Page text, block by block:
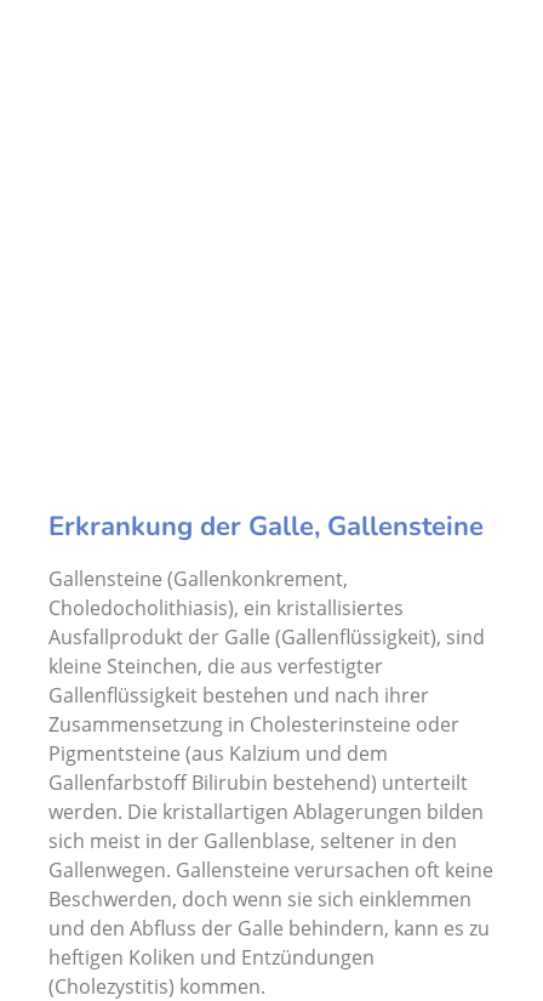
Erkrankung der Galle, Gallensteine
Gallensteine (Gallenkonkrement,
Choledocholithiasis), ein kristallisiertes
Ausfallprodukt der Galle (Gallenflüssigkeit), sind
kleine Steinchen, die aus verfestigter
Gallenflüssigkeit bestehen und nach ihrer
Zusammensetzung in Cholesterinsteine oder
Pigmentsteine (aus Kalzium und dem
Gallenfarbstoff Bilirubin bestehend) unterteilt
werden. Die kristallartigen Ablagerungen bilden
sich meist in der Gallenblase, seltener in den
Gallenwegen. Gallensteine verursachen oft keine
Beschwerden, doch wenn sie sich einklemmen
und den Abfluss der Galle behindern, kann es zu
heftigen Koliken und Entzündungen
(Cholezystitis) kommen.